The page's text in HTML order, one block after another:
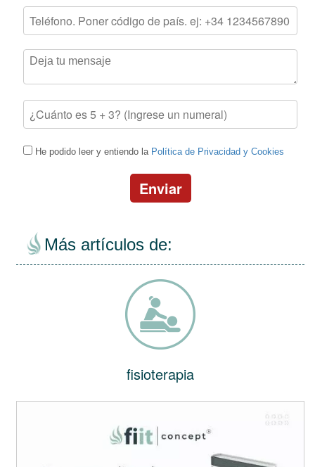
He podido leer y entiendo la Política de Privacidad y Cookies
Enviar
Más artículos de:
fisioterapia